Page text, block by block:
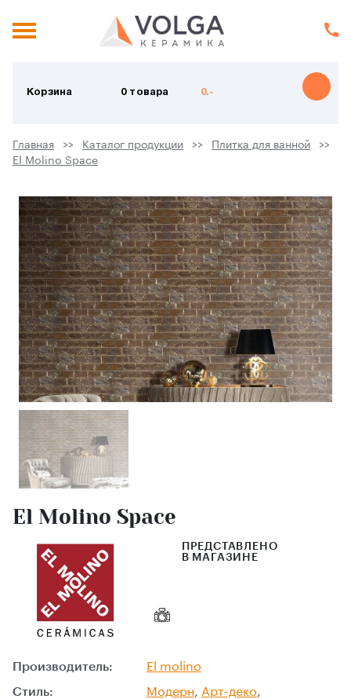
Корзина 0 товара 0.-
Главная Каталог продукции
Плитка для ванной
El Molino Space
El Molino Space
ПРЕДСТАВЛЕНО
В МАГАЗИНЕ
Производитель:
El molino
Стиль:
Модерн, Арт-деко,